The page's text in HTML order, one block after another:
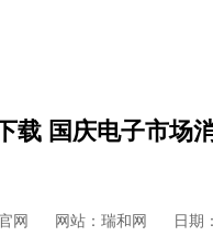
载 国庆电子市场
网 网站：瑞和网 日期